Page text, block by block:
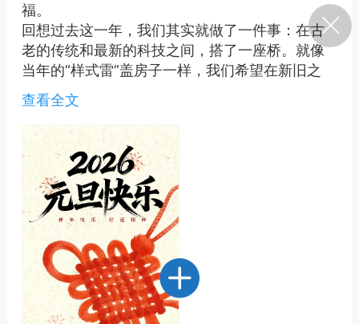
特急预警】关
节返乡期间“闪
急提示
0
如何购买【理肺清瘟膏】
小海（HAi）
容平，顺时收
时精气
0
谷气行、营卫通：内经视角
下的脾胃调养要义
谦济书童
福。
回想过去这一年，我们其实就做了一件事：在古
老的传统和最新的科技之间，搭了一座桥。就像
当年的“样式雷”盖房子一样，我们希望在新旧之
间，找到那个最舒服的“柔性接口”。
到了2026年，我们要把这份“结构之美”送给您：
首先是您的身体。在这个火运之年，祝愿您心里
的那盏灯亮堂却不燥热，就像南方的火一样温
暖；也祝愿您的根基深沉稳固，就像北方的水一
样滋润。水火能够互相帮衬，身体这个大系统就
能稳稳当当，健健康康。
然后是您的精气神。希望老祖宗留下的那些智慧
——像是《九章算术》里的精妙，能帮您理清生
活的乱麻；也希望您在面对复杂的新世界时，直
觉和逻辑能完美配合。遇事不慌，顺势而为，找
到那条最省力的路，活得通透又自在。
查看全文